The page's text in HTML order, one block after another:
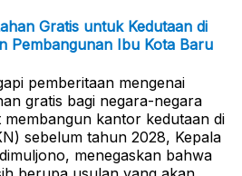
Gratis untuk Kedutaan di
Pembangunan Ibu Kota Baru
pemberitaan mengenai
gratis bagi negara-negara
kantor kedutaan di
sebelum tahun 2028, Kepala
menegaskan bahwa